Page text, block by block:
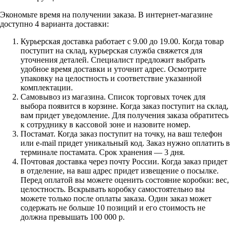
Экономьте время на получении заказа. В интернет-магазине
доступно 4 варианта доставки:
Курьерская доставка работает с 9.00 до 19.00. Когда товар
поступит на склад, курьерская служба свяжется для
уточнения деталей. Специалист предложит выбрать
удобное время доставки и уточнит адрес. Осмотрите
упаковку на целостность и соответствие указанной
комплектации.
Самовывоз из магазина. Список торговых точек для
выбора появится в корзине. Когда заказ поступит на склад,
вам придет уведомление. Для получения заказа обратитесь
к сотруднику в кассовой зоне и назовите номер.
Постамат. Когда заказ поступит на точку, на ваш телефон
или e-mail придет уникальный код. Заказ нужно оплатить в
терминале постамата. Срок хранения — 3 дня.
Почтовая доставка через почту России. Когда заказ придет
в отделение, на ваш адрес придет извещение о посылке.
Перед оплатой вы можете оценить состояние коробки: вес,
целостность. Вскрывать коробку самостоятельно вы
можете только после оплаты заказа. Один заказ может
содержать не больше 10 позиций и его стоимость не
должна превышать 100 000 р.